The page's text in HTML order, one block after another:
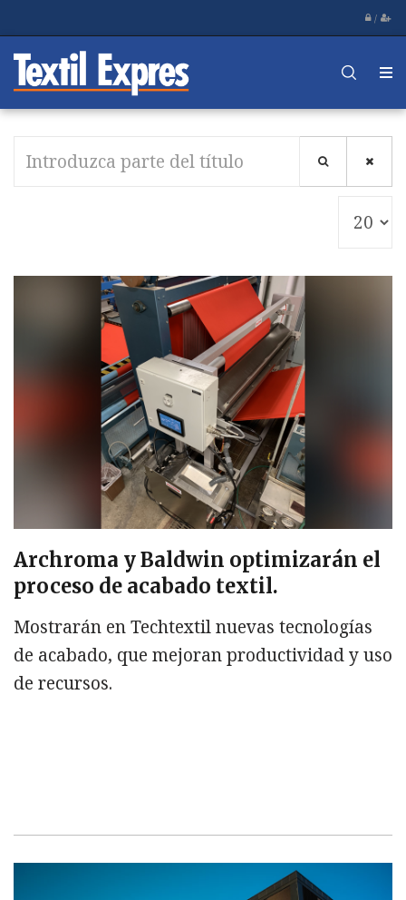
/
Introduzca
Archroma y Baldwin optimizarán el
proceso de acabado textil.
Mostrarán en Techtextil nuevas tecnologías
de acabado, que mejoran productividad y uso
de recursos.